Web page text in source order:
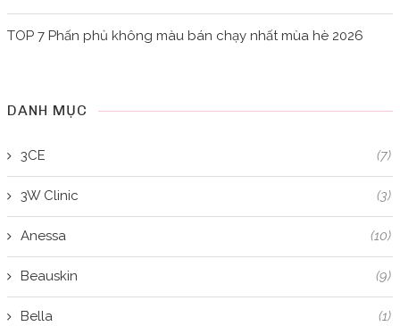
TOP 7 Phấn phủ không màu bán chạy nhất mùa hè 2026
DANH MỤC
3CE (7)
3W Clinic (3)
Anessa (10)
Beauskin (9)
Bella (1)